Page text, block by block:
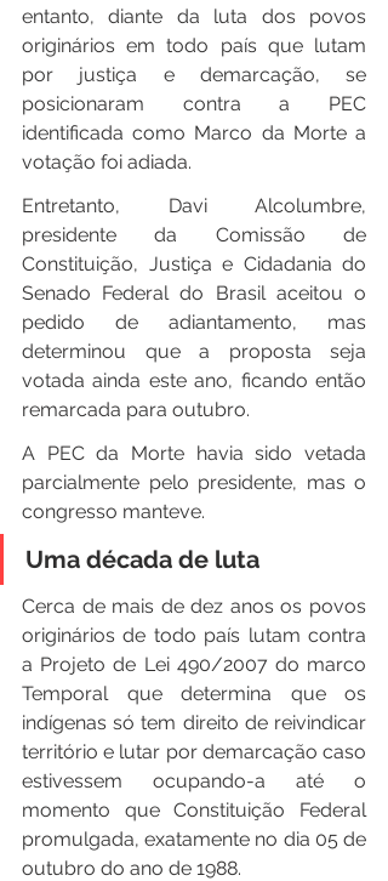
entanto, diante da luta dos povos
originários em todo país que lutam
por justiça e demarcação, se
posicionaram contra a PEC
identificada como Marco da Morte a
votação foi adiada.
Entretanto, Davi Alcolumbre,
presidente da Comissão de
Constituição, Justiça e Cidadania do
Senado Federal do Brasil aceitou o
pedido de adiantamento, mas
determinou que a proposta seja
votada ainda este ano, ficando então
remarcada para outubro.
A PEC da Morte havia sido vetada
parcialmente pelo presidente, mas o
congresso manteve.
Uma década de luta
Cerca de mais de dez anos os povos
originários de todo país lutam contra
a Projeto de Lei 490/2007 do marco
Temporal que determina que os
indígenas só tem direito de reivindicar
território e lutar por demarcação caso
estivessem ocupando-a até o
momento que Constituição Federal
promulgada, exatamente no dia 05 de
outubro do ano de 1988.